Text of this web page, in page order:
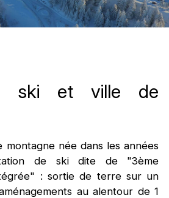
ski et ville de
née dans les années
de ski dite de "3ème
: sortie de terre sur un
au alentour de 1